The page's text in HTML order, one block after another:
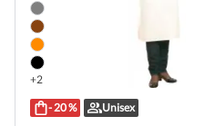
+2
- 20 % Unisex